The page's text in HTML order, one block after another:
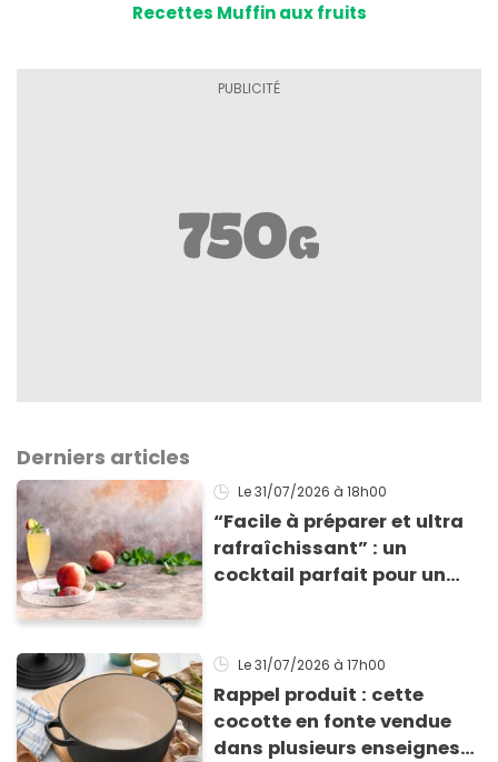
Recettes Muffin aux fruits
Derniers articles
Le 31/07/2026 à 18h00
“Facile à préparer et ultra
rafraîchissant” : un
cocktail parfait pour un
parfaite de Bellini
Le 31/07/2026 à 17h00
Rappel produit : cette
cocotte en fonte vendue
dans plusieurs enseignes